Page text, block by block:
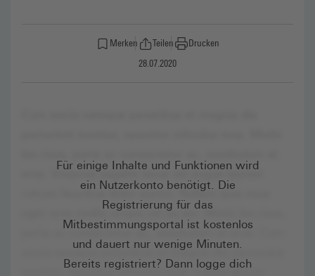
Merken Teilen
Drucken
28.07.2020
Für einige Inhalte und Funktionen wird
ein Nutzerkonto benötigt. Die
Registrierung für das
Mitbestimmungsportal ist kostenlos
und dauert nur wenige Minuten.
Bereits registriert? Dann logge dich